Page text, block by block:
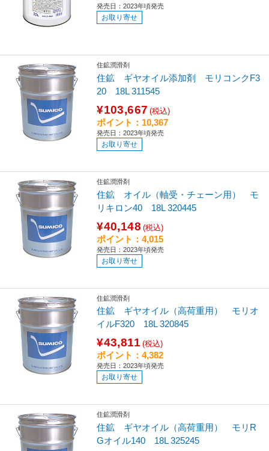
発売日：2023年頃発売
お取り寄せ
住鉱潤滑剤
住鉱 ギヤオイル添加剤 モリコンクF3
20 18L 311545
¥103,667 (税込)
ポイント：10,367
発売日：2023年頃発売
お取り寄せ
住鉱潤滑剤
住鉱 オイル（軸受・チェーン用） モ
リキロン40 18L 320445
¥40,148 (税込)
ポイント：4,015
発売日：2023年頃発売
お取り寄せ
住鉱潤滑剤
住鉱 ギヤオイル（高荷重用） モリオ
イルF320 18L 320845
¥43,811 (税込)
ポイント：4,382
発売日：2023年頃発売
お取り寄せ
住鉱潤滑剤
住鉱 ギヤオイル（高荷重用） モリR
Gオイル140 18L 325245